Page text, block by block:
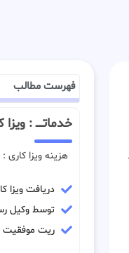
فهرست مطالب
خدماتـــــ :
هزینه ویزا کاری :
دریافت
توسط وکیل
ریت موفقیت